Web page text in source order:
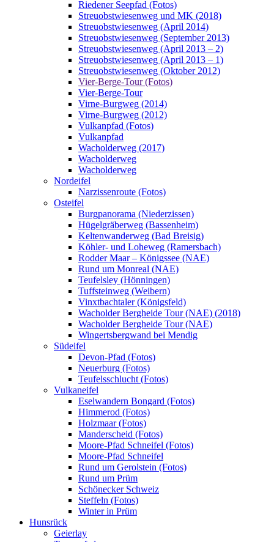
Riedener Seepfad (Fotos)
Streuobstwiesenweg und MK (2018)
Streuobstwiesenweg (April 2014)
Streuobstwiesenweg (September 2013)
Streuobstwiesenweg (April 2013 – 2)
Streuobstwiesenweg (April 2013 – 1)
Streuobstwiesenweg (Oktober 2012)
Vier-Berge-Tour (Fotos)
Vier-Berge-Tour
Virne-Burgweg (2014)
Virne-Burgweg (2012)
Vulkanpfad (Fotos)
Vulkanpfad
Wacholderweg (2017)
Wacholderweg
Wacholderweg
Nordeifel
Narzissenroute (Fotos)
Osteifel
Burgpanorama (Niederzissen)
Hügelgräberweg (Bassenheim)
Keltenwanderweg (Bad Breisig)
Köhler- und Loheweg (Ramersbach)
Rodder Maar – Königssee (NAE)
Rund um Monreal (NAE)
Teufelsley (Hönningen)
Tuffsteinweg (Weibern)
Vinxtbachtaler (Königsfeld)
Wacholder Bergheide Tour (NAE) (2018)
Wacholder Bergheide Tour (NAE)
Wingertsbergwand bei Mendig
Südeifel
Devon-Pfad (Fotos)
Neuerburg (Fotos)
Teufelsschlucht (Fotos)
Vulkaneifel
Eselwandern Bongard (Fotos)
Himmerod (Fotos)
Holzmaar (Fotos)
Manderscheid (Fotos)
Moore-Pfad Schneifel (Fotos)
Moore-Pfad Schneifel
Rund um Gerolstein (Fotos)
Rund um Prüm
Schönecker Schweiz
Steffeln (Fotos)
Winter in Prüm
Hunsrück
Geierlay